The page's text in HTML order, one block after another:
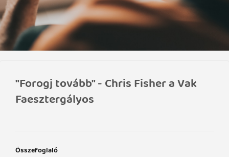
"Forogj tovább" - Chris Fisher a Vak
Faesztergályos
Összefoglaló